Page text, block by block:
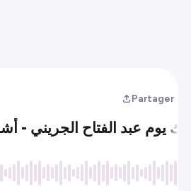
Partager